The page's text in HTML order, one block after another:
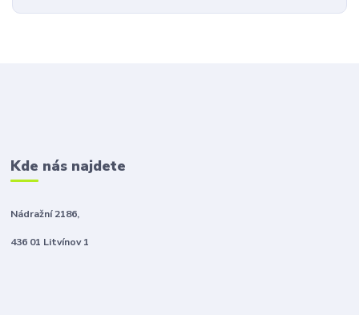
Kde nás najdete
Nádražní 2186,
436 01 Litvínov 1